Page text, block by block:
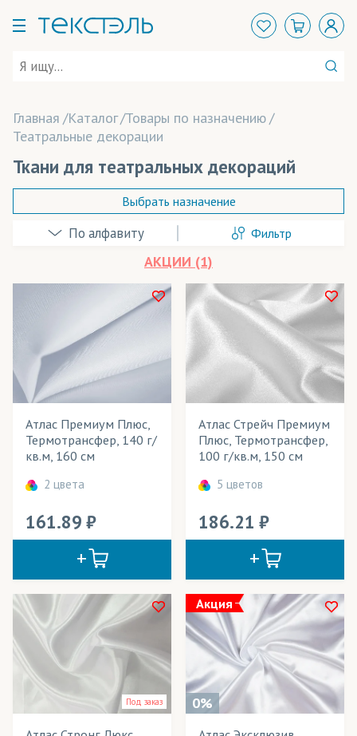
Главная Каталог Товары по назначению
Театральные декорации
Ткани для театральных декораций
Аксессуары
Балаклавы
Балдахины
Баннеры
Бомберы
Велошорты
Ветровки
Вечерние наряды
Вывески
Выбрать назначение
Фильтр
АКЦИИ (1)
В наличии
Да
Весь товар
Розничная цена
Ширина рулона
Технология печати
Применение в изделиях
Тип товара
Cостав ткани
Цвет
Атлас Премиум Плюс,
Термотрансфер, 140 г/
кв.м, 160 см
2 цвета
161.89
Атлас Стрейч Премиум
Плюс, Термотрансфер,
100 г/кв.м, 150 см
5 цветов
186.21
Под заказ
Акция
0%